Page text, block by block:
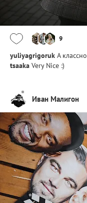
9
yuliyagrigoruk А классно
tsaaka Very Nice :)
Иван Малигон